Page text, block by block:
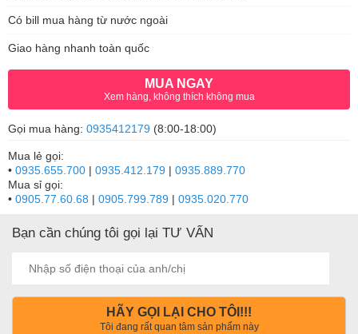
Có bill mua hàng từ nước ngoài
Giao hàng nhanh toàn quốc
MUA NGAY
Xem hàng, không thích không mua
Gọi mua hàng: 0935412179 (8:00-18:00)
Mua lẻ gọi:
• 0935.655.700 | 0935.412.179 | 0935.889.770
Mua sỉ gọi:
• 0905.77.60.68 | 0905.799.789 | 0935.020.770
Bạn cần chúng tôi gọi lại TƯ VẤN
HÃY GỌI LẠI CHO TÔI!!!
Tôi đang rất quan tâm sản phẩm này